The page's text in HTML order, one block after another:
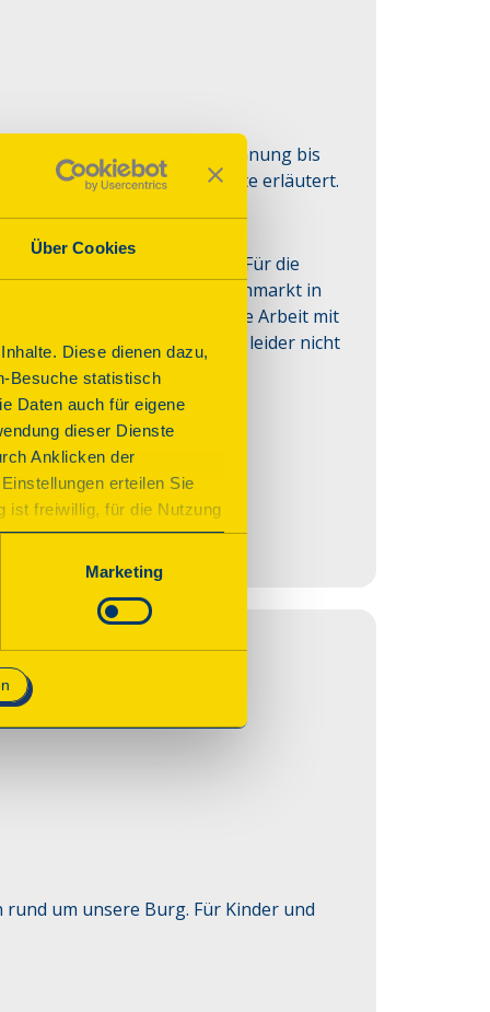
Über Cookies
Diese dienen dazu,
Besuche statistisch
Daten auch für eigene
dieser Dienste
Anklicken der
erteilen Sie
ist freiwillig, für die Nutzung
Sie das Consent Tool
notwendig und für den
Marketing
Burg von der ersten Erwähnung bis
der Jugendbildungsstätte erläutert.
Kopfsteinpflaster). Für die
werden beim Bücherflohmarkt in
des Tages fließen in die Arbeit mit
Hoheneck. Hunde dürfen leider nicht
um unsere Burg. Für Kinder und